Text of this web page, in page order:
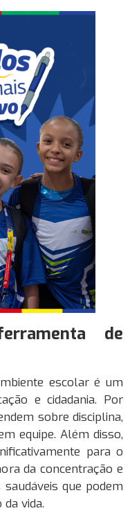
de
escolar é um
e cidadania. Por
sobre disciplina,
equipe. Além disso,
para o
da concentração e
que podem
vida.